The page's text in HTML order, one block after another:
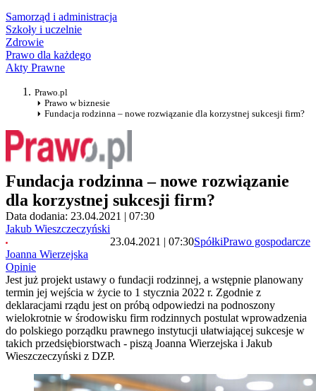
Samorząd i administracja
Szkoły i uczelnie
Zdrowie
Prawo dla każdego
Akty Prawne
Prawo.pl
Prawo w biznesie
Fundacja rodzinna – nowe rozwiązanie dla korzystnej sukcesji firm?
Fundacja rodzinna – nowe rozwiązanie
dla korzystnej sukcesji firm?
Data dodania: 23.04.2021 | 07:30
Jakub Wieszczeczyński
Joanna Wierzejska
23.04.2021 | 07:30SpółkiPrawo gospodarcze
Opinie
Jest już projekt ustawy o fundacji rodzinnej, a wstępnie planowany
termin jej wejścia w życie to 1 stycznia 2022 r. Zgodnie z
deklaracjami rządu jest on próbą odpowiedzi na podnoszony
wielokrotnie w środowisku firm rodzinnych postulat wprowadzenia
do polskiego porządku prawnego instytucji ułatwiającej sukcesje w
takich przedsiębiorstwach - piszą Joanna Wierzejska i Jakub
Wieszczeczyński z DZP.